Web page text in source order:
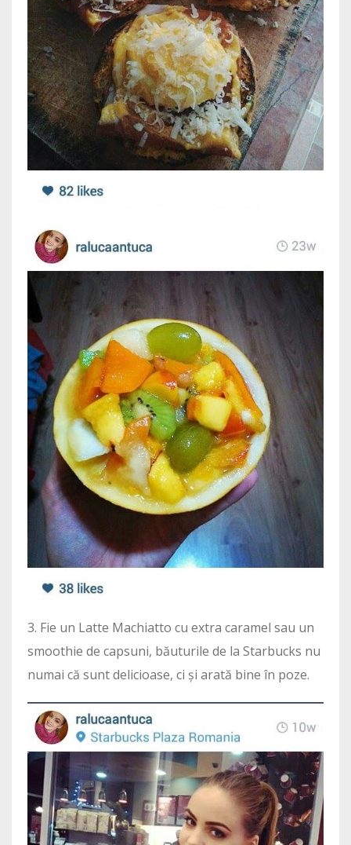
3. Fie un Latte Machiatto cu extra caramel sau un
smoothie de capsuni, băuturile de la Starbucks nu
numai că sunt delicioase, ci și arată bine în poze.